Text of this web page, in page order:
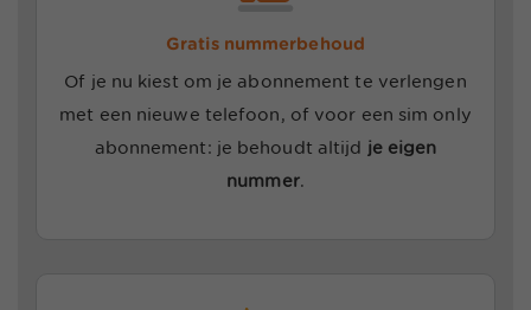
Gratis nummerbehoud
Of je nu kiest om je abonnement te verlengen
met een nieuwe telefoon, of voor een sim only
abonnement: je behoudt altijd je eigen
nummer.